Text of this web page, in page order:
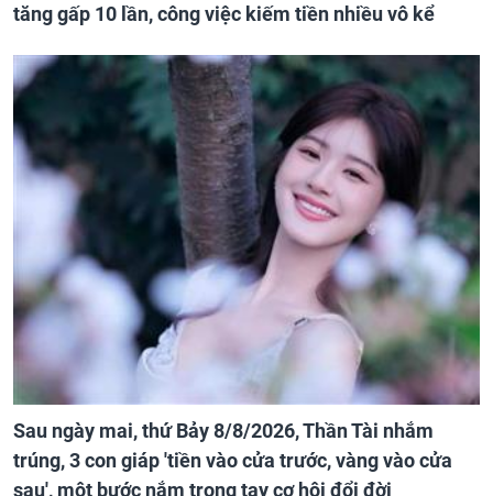
tăng gấp 10 lần, công việc kiếm tiền nhiều vô kể
Sau ngày mai, thứ Bảy 8/8/2026, Thần Tài nhắm
trúng, 3 con giáp 'tiền vào cửa trước, vàng vào cửa
sau', một bước nắm trong tay cơ hội đổi đời